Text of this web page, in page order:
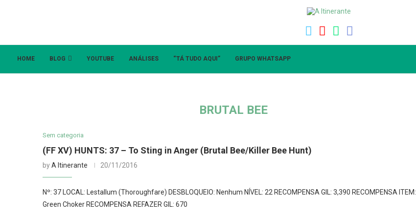
HOME BLOG YOUTUBE ANÁLISES “TÁ TUDO AQUI” GRUPO WHATSAPP
BRUTAL BEE
Sem categoria
(FF XV) HUNTS: 37 – To Sting in Anger (Brutal Bee/Killer Bee Hunt)
byA Itinerante 20/11/2016
Nº: 37 LOCAL: Lestallum (Thoroughfare) DESBLOQUEIO: Nenhum NÍVEL: 22 RECOMPENSA GIL: 3,390 RECOMPENSA ITEM:
Green Choker RECOMPENSA REFAZER GIL: 670